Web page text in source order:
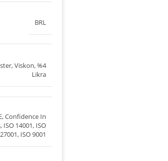
BRL
Viskon, %4
Likra
,Confidence In
, ISO 14001, ISO
27001, ISO 9001